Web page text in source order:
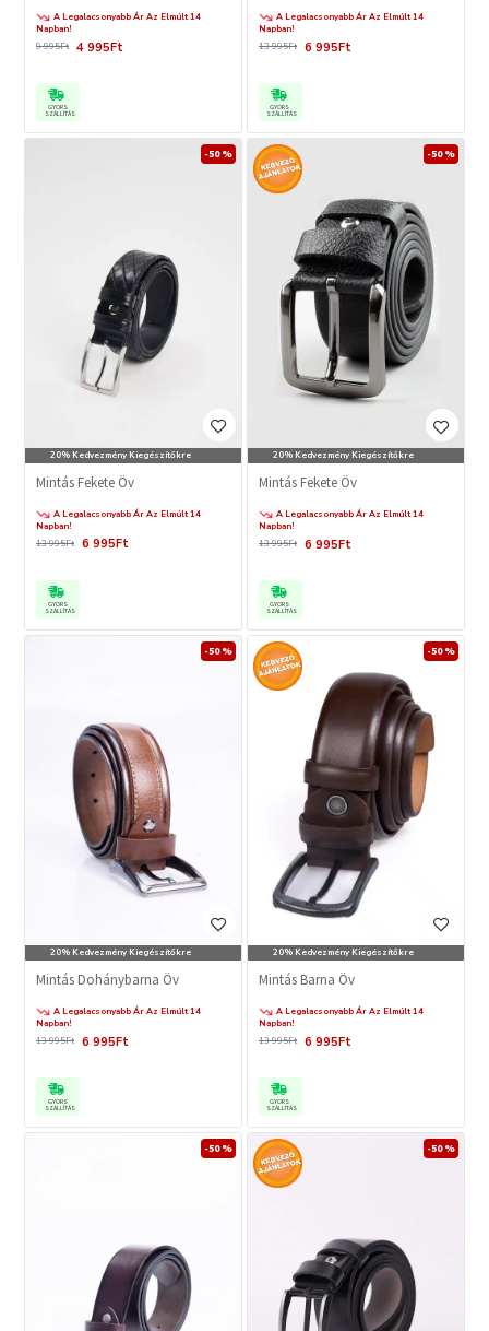
A Legalacsonyabb Ár Az Elmúlt 14
Napban!
4 995Ft
9 995Ft
GYORS
SZÁLLÍTÁS
A Legalacsonyabb Ár Az Elmúlt 14
Napban!
6 995Ft
13 995Ft
GYORS
SZÁLLÍTÁS
20% Kedvezmény Kiegészítőkre
-50 %
Mintás Fekete Öv
A Legalacsonyabb Ár Az Elmúlt 14
Napban!
6 995Ft
13 995Ft
GYORS
SZÁLLÍTÁS
20% Kedvezmény Kiegészítőkre
-50 %
Mintás Fekete Öv
A Legalacsonyabb Ár Az Elmúlt 14
Napban!
6 995Ft
13 995Ft
GYORS
SZÁLLÍTÁS
20% Kedvezmény Kiegészítőkre
-50 %
Mintás Dohánybarna Öv
A Legalacsonyabb Ár Az Elmúlt 14
Napban!
6 995Ft
13 995Ft
GYORS
SZÁLLÍTÁS
20% Kedvezmény Kiegészítőkre
-50 %
Mintás Barna Öv
A Legalacsonyabb Ár Az Elmúlt 14
Napban!
6 995Ft
13 995Ft
GYORS
SZÁLLÍTÁS
-50 % -50 %